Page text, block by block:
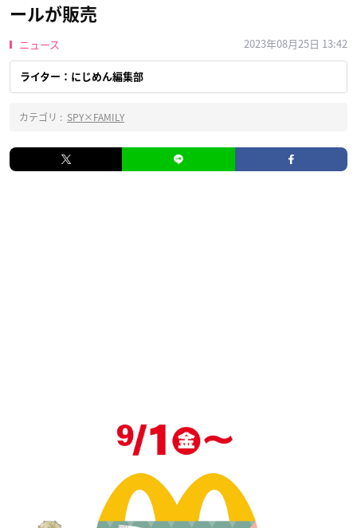
ールが販売
ニュース 2023年08月25日 13:42
ライター：にじめん編集部
カテゴリ : SPY×FAMILY